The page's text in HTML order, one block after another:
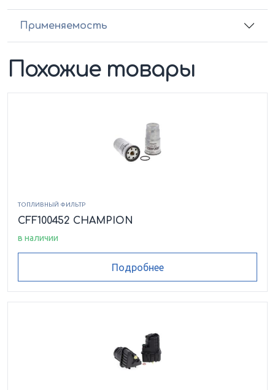
Применяемость
Похожие товары
ТОПЛИВНЫЙ ФИЛЬТР
CFF100452 CHAMPION
в наличии
Подробнее